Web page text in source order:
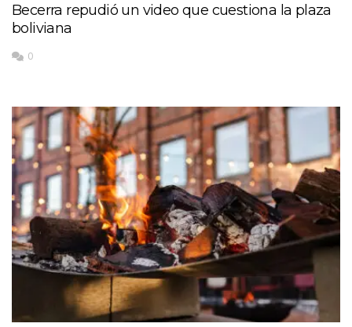
Becerra repudió un video que cuestiona la plaza
boliviana
0